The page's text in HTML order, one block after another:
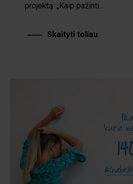
projektą: „Kaip pažinti...
Skaityti toliau